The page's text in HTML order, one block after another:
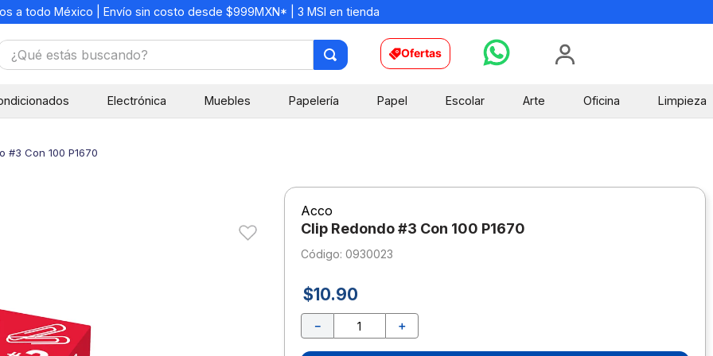
a todo México | Envío sin costo desde $999MXN* | 3 MSI en tienda
estás buscando? Ofertas
Electrónica Muebles Papelería Papel Escolar Arte Oficina Limpieza
#3 Con 100 P1670
Acco
Clip Redondo #3 Con 100 P1670
: 0930023
$10.90
＋
－
9.
escritorio